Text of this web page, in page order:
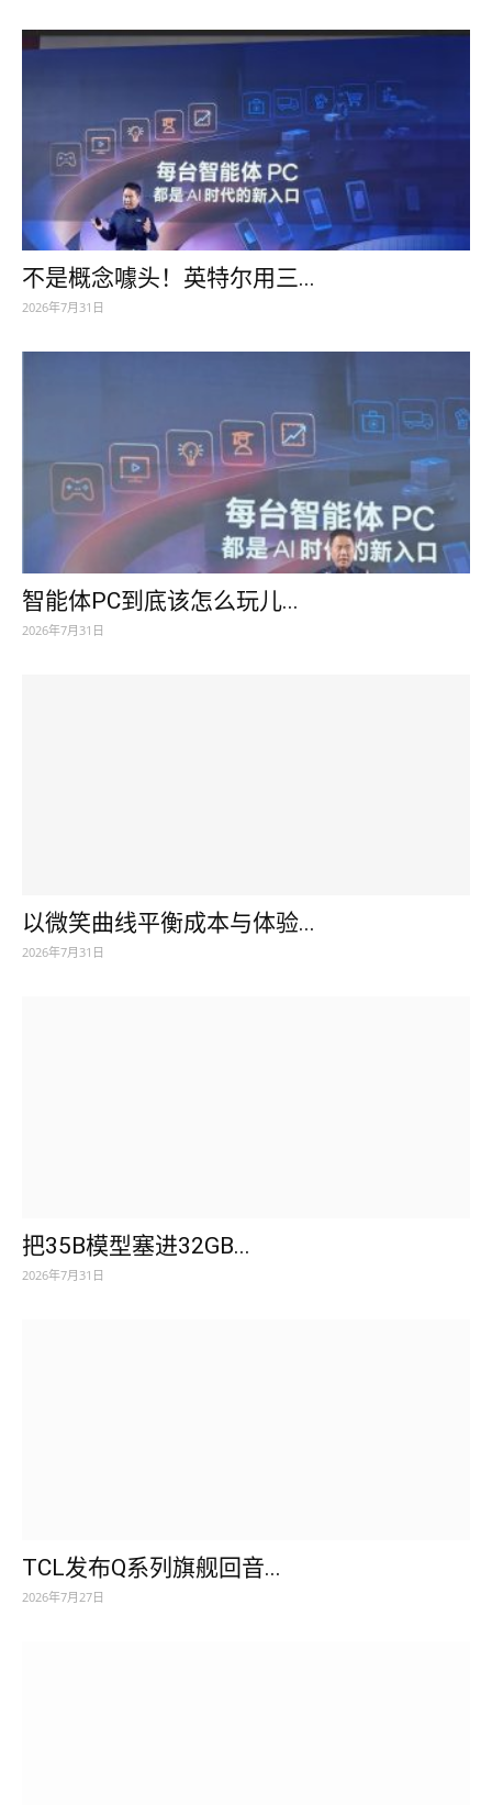
不是概念噱头！英特尔用三...
2026年7月31日
智能体PC到底该怎么玩儿...
2026年7月31日
以微笑曲线平衡成本与体验...
2026年7月31日
把35B模型塞进32GB...
2026年7月31日
TCL发布Q系列旗舰回音...
2026年7月27日